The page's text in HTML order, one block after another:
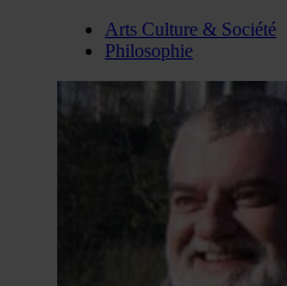
Arts Culture & Société
Philosophie